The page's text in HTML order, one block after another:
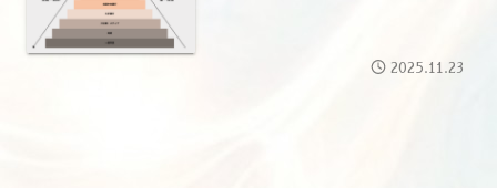
2025.11.23